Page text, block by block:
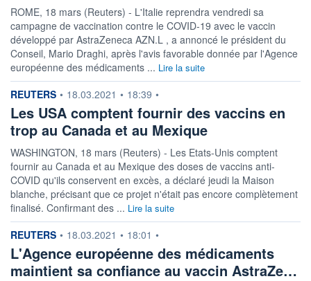
ROME, 18 mars (Reuters) - L'Italie reprendra vendredi sa
campagne de vaccination contre le COVID-19 avec le vaccin
développé par AstraZeneca AZN.L , a annoncé le président du
Conseil, Mario Draghi, après l'avis favorable donnée par l'Agence
européenne des médicaments ... Lire la suite
information fournie par
REUTERS • 18.03.2021 • 18:39 •
Les USA comptent fournir des vaccins en
trop au Canada et au Mexique
WASHINGTON, 18 mars (Reuters) - Les Etats-Unis comptent
fournir au Canada et au Mexique des doses de vaccins anti-
COVID qu'ils conservent en excès, a déclaré jeudi la Maison
blanche, précisant que ce projet n'était pas encore complètement
finalisé. Confirmant des ... Lire la suite
information fournie par
REUTERS • 18.03.2021 • 18:01 •
L'Agence européenne des médicaments
maintient sa confiance au vaccin AstraZe…